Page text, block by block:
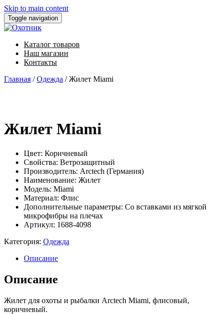
Skip to main content
Toggle navigation
Каталог товаров
Наш магазин
Контакты
Главная /Одежда / Жилет Miami
Жилет Miami
Цвет: Коричневый
Свойства: Ветрозащитный
Производитель: Arctech (Германия)
Наименование: Жилет
Модель: Miami
Материал: Флис
Дополнительные параметры: Со вставками из мягкой
микрофибры на плечах
Артикул: 1688-4098
Категория: Одежда
Описание
Описание
Жилет для охоты и рыбалки Arctech Miami, флисовый,
коричневый.